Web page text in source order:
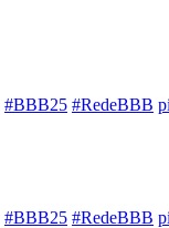
#BBB25 #RedeBBB
#BBB25 #RedeBBB